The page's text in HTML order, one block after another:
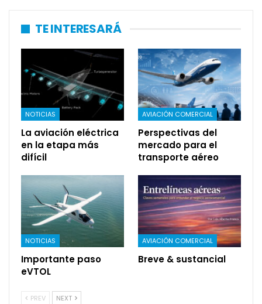
TE INTERESARÁ
NOTICIAS
La aviación eléctrica
en la etapa más
difícil
AVIACIÓN COMERCIAL
Perspectivas del
mercado para el
transporte aéreo
NOTICIAS
Importante paso
eVTOL
AVIACIÓN COMERCIAL
Breve & sustancial
PREV NEXT